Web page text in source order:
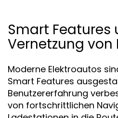
Smart Features
Vernetzung von
Moderne Elektroautos
Smart Features
Benutzererfahrung
von fortschrittlichen